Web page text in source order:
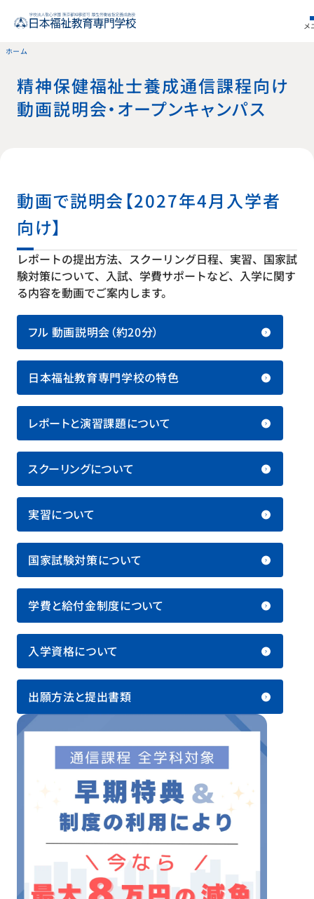
メ
ホーム
精神保健福祉士養成通信課程向け
動画説明会・オープンキャンパス
動画で説明会【2027年4月入学者
向け】
レポートの提出方法、スクーリング日程、実習、国家試
験対策について、入試、学費サポートなど、入学に関す
る内容を動画でご案内します。
フル 動画説明会（約20分）
日本福祉教育専門学校の特色
レポートと演習課題について
スクーリングについて
実習について
国家試験対策について
学費と給付金制度について
入学資格について
出願方法と提出書類